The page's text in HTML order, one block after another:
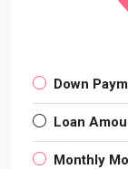
Down
Loan
Monthly